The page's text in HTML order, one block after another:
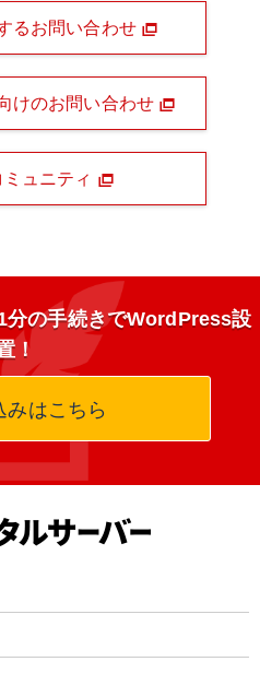
るお問い合わせ
けのお問い合わせ
ュニティ
分の手続きでWordPress設
！
みはこちら